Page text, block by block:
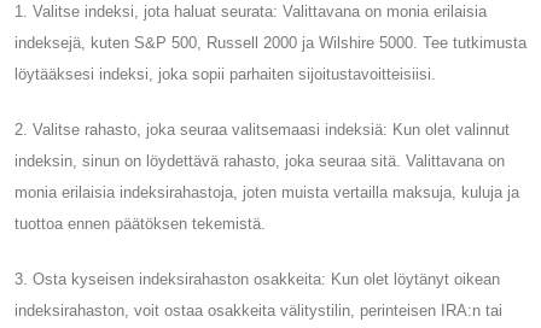
1. Valitse indeksi, jota haluat seurata: Valittavana on monia erilaisia ​​
indeksejä, kuten S&P 500, Russell 2000 ja Wilshire 5000. Tee tutkimusta
löytääksesi indeksi, joka sopii parhaiten sijoitustavoitteisiisi.
2. Valitse rahasto, joka seuraa valitsemaasi indeksiä: Kun olet valinnut
indeksin, sinun on löydettävä rahasto, joka seuraa sitä. Valittavana on
monia erilaisia ​​indeksirahastoja, joten muista vertailla maksuja, kuluja ja
tuottoa ennen päätöksen tekemistä.
3. Osta kyseisen indeksirahaston osakkeita: Kun olet löytänyt oikean
indeksirahaston, voit ostaa osakkeita välitystilin, perinteisen IRA:n tai